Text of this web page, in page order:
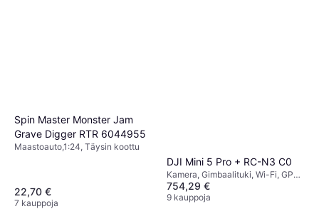
Spin Master Monster Jam
Grave Digger RTR 6044955
Maastoauto,1:24, Täysin koottu
22,70 €
7 kauppoja
DJI Mini 5 Pro + RC-N3 C0
Kamera, Gimbaalituki, Wi-Fi, GPS,
Bluetooth
754,29 €
9 kauppoja